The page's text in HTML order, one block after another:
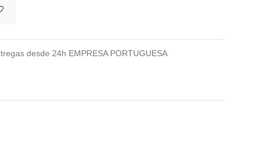
desde 24h EMPRESA PORTUGUESA